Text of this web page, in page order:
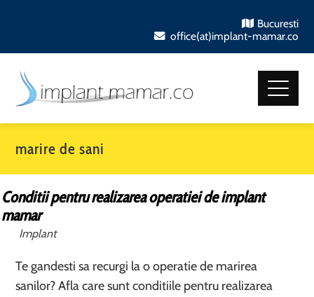
Bucuresti
office(at)implant-mamar.co
marire de sani
Conditii pentru realizarea operatiei de implant
mamar
Implant
Te gandesti sa recurgi la o operatie de marirea
sanilor? Afla care sunt conditiile pentru realizarea